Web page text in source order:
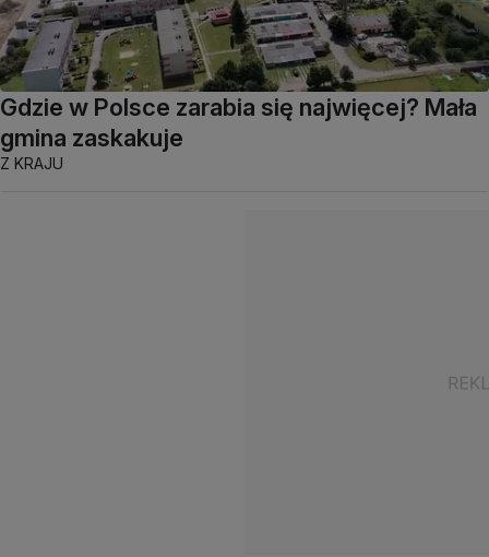
Gdzie w Polsce zarabia się najwięcej? Mała
gmina zaskakuje
Z KRAJU